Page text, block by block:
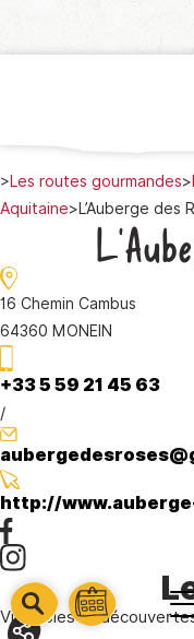
>Les routes gourmandes>
Aquitaine>L’Auberge des
16 Chemin Cambus
64360 MONEIN
+33 5 59 21 45 63
/
http://
Vignobles et